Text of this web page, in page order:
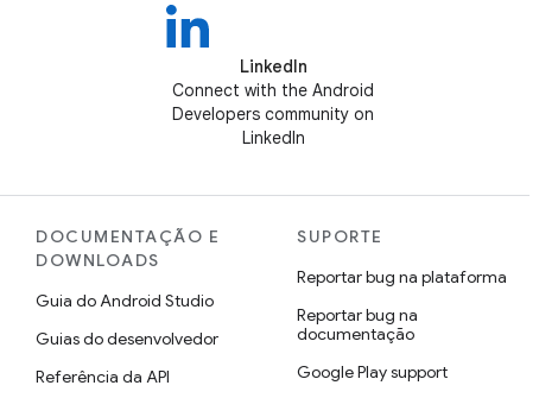
LinkedIn
Connect with the Android
Developers community on
LinkedIn
DOCUMENTAÇÃO E
DOWNLOADS
Guia do Android Studio
Guias do desenvolvedor
Referência da API
SUPORTE
Reportar bug na plataforma
Reportar bug na
documentação
Google Play support